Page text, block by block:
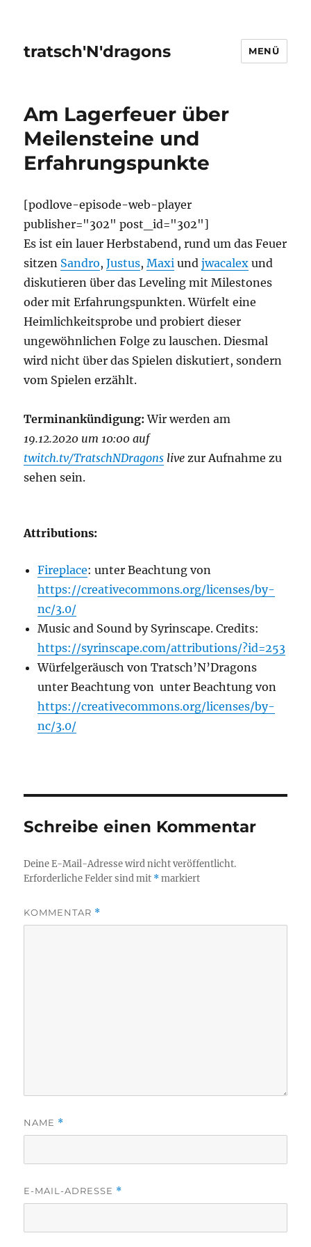
tratsch'N'dragons MENÜ
Am Lagerfeuer über
Meilensteine und
Erfahrungspunkte
[podlove-episode-web-player
publisher="302" post_id="302"]
Es ist ein lauer Herbstabend, rund um das Feuer
sitzen Sandro,Justus,Maxi undjwacalex und
diskutieren über das Leveling mit Milestones
oder mit Erfahrungspunkten. Würfelt eine
Heimlichkeitsprobe und probiert dieser
ungewöhnlichen Folge zu lauschen. Diesmal
wird nicht über das Spielen diskutiert, sondern
vom Spielen erzählt.
Terminankündigung: Wir werden am
19.12.2020 um 10:00 auf
twitch.tv/TratschNDragons live zur Aufnahme zu
sehen sein.
Attributions:
Fireplace: unter Beachtung von
https://creativecommons.org/licenses/by-
nc/3.0/
Music and Sound by Syrinscape. Credits:
https://syrinscape.com/attributions/?id=253
Würfelgeräusch von Tratsch’N’Dragons
unter Beachtung von unter Beachtung von
https://creativecommons.org/licenses/by-
nc/3.0/
Schreibe einen Kommentar
Deine E-Mail-Adresse wird nicht veröffentlicht.
Erforderliche Felder sind mit *markiert
KOMMENTAR *
NAME *
E-MAIL-ADRESSE *